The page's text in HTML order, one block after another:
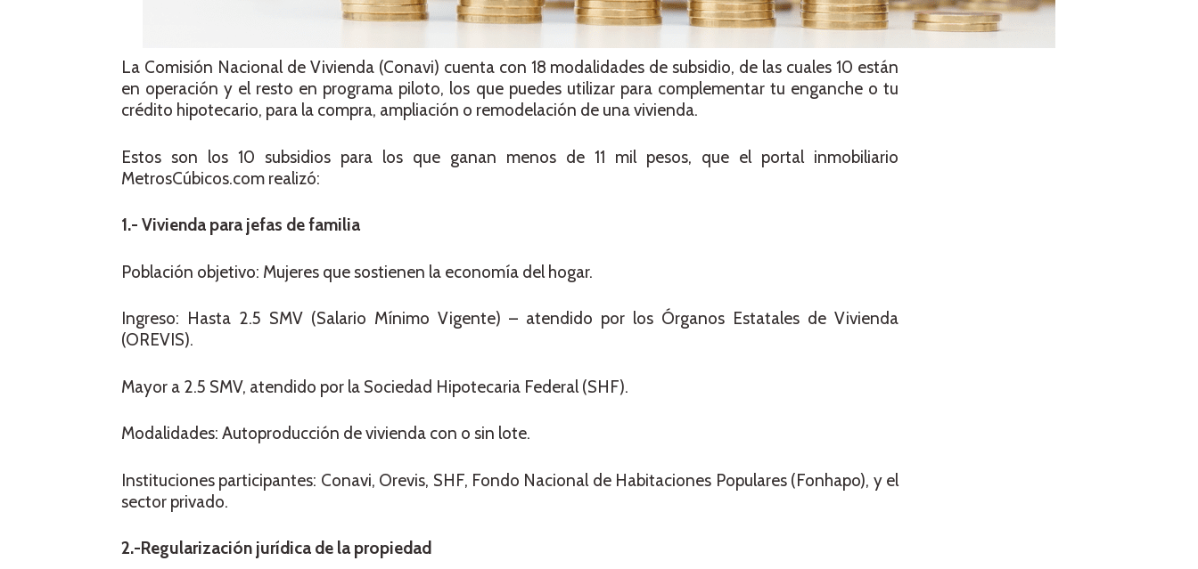
La Comisión Nacional de Vivienda (Conavi) cuenta con 18 modalidades de subsidio, de las cuales 10 están
en operación y el resto en programa piloto, los que puedes utilizar para complementar tu enganche o tu
crédito hipotecario, para la compra, ampliación o remodelación de una vivienda.
Estos son los 10 subsidios para los que ganan menos de 11 mil pesos, que el portal inmobiliario
MetrosCúbicos.com realizó:
1.- Vivienda para jefas de familia
Población objetivo: Mujeres que sostienen la economía del hogar.
Ingreso: Hasta 2.5 SMV (Salario Mínimo Vigente) – atendido por los Órganos Estatales de Vivienda
(OREVIS).
Mayor a 2.5 SMV, atendido por la Sociedad Hipotecaria Federal (SHF).
Modalidades: Autoproducción de vivienda con o sin lote.
Instituciones participantes: Conavi, Orevis, SHF, Fondo Nacional de Habitaciones Populares (Fonhapo), y el
sector privado.
2.-Regularización jurídica de la propiedad